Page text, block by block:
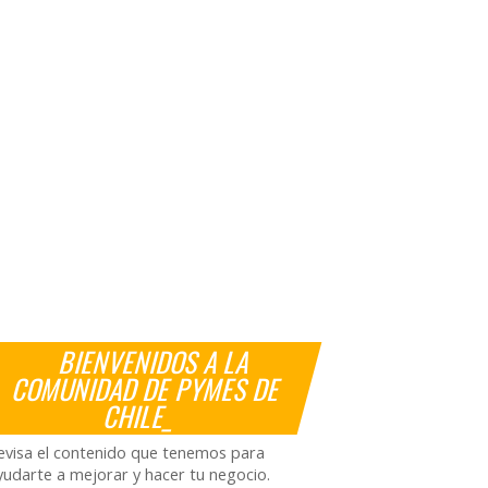
BIENVENIDOS A LA
COMUNIDAD DE PYMES DE
CHILE_
el contenido que tenemos para
a mejorar y hacer tu negocio.